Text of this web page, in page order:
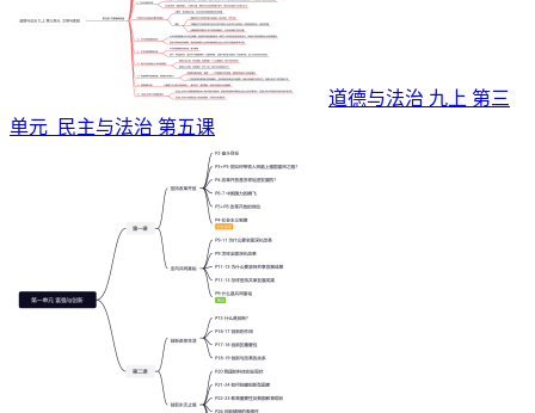
道德与法治 九上 第三
单元 民主与法治 第五课